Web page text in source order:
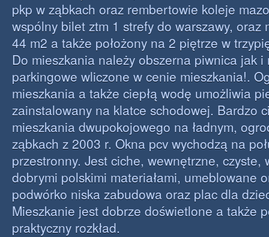
pkp w ząbkach oraz rembertowie koleje
wspólny bilet ztm 1 strefy do warszawy, oraz
44 m2 a także położony na 2 piętrze w
Do mieszkania należy obszerna piwnica jak i
parkingowe wliczone w cenie mieszkania!.
mieszkania a także ciepłą wodę umożliwia
zainstalowany na klatce schodowej. Bardzo
mieszkania dwupokojowego na ładnym,
ząbkach z 2003 r. Okna pcv wychodzą na
przestronny. Jest ciche, wewnętrzne, czyste,
dobrymi polskimi materiałami, umeblowane
podwórko niska zabudowa oraz plac dla
Mieszkanie jest dobrze doświetlone a także
praktyczny rozkład.